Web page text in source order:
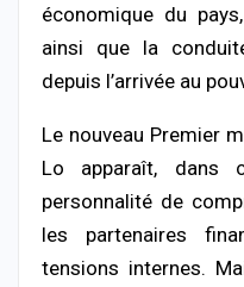
économique du
ainsi que la
depuis l’arrivée au
Le nouveau Premier
Lo apparaît, dans
personnalité de
les partenaires
tensions internes.